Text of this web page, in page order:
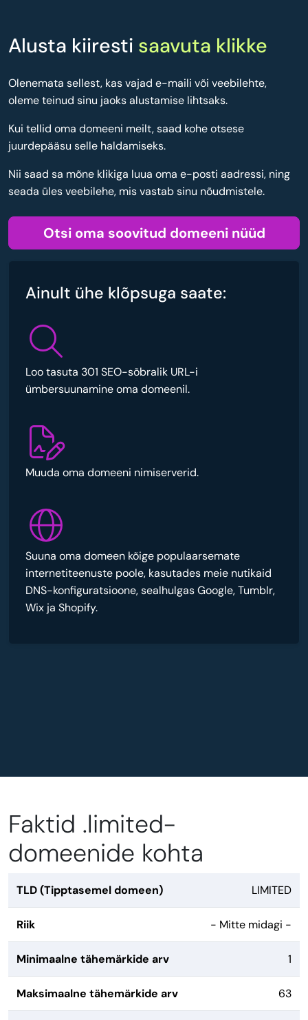
Alusta kiiresti saavuta klikke
Olenemata sellest, kas vajad e-maili või veebilehte,
oleme teinud sinu jaoks alustamise lihtsaks.
Kui tellid oma domeeni meilt, saad kohe otsese
juurdepääsu selle haldamiseks.
Nii saad sa mõne klikiga luua oma e-posti aadressi, ning
seada üles veebilehe, mis vastab sinu nõudmistele.
Otsi oma soovitud domeeni nüüd
Ainult ühe klõpsuga saate:
Loo tasuta 301 SEO-sõbralik URL-i
ümbersuunamine oma domeenil.
Muuda oma domeeni nimiserverid.
Suuna oma domeen kõige populaarsemate
internetiteenuste poole, kasutades meie nutikaid
DNS-konfiguratsioone, sealhulgas Google, Tumblr,
Wix ja Shopify.
Faktid .limited-
domeenide kohta
TLD (Tipptasemel domeen) LIMITED
Riik - Mitte midagi -
Minimaalne tähemärkide arv 1
Maksimaalne tähemärkide arv 63